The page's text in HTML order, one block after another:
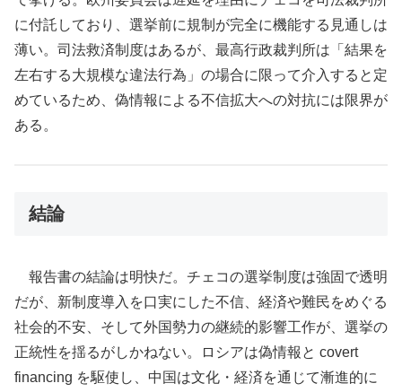
に付託しており、選挙前に規制が完全に機能する見通しは
薄い。司法救済制度はあるが、最高行政裁判所は「結果を
左右する大規模な違法行為」の場合に限って介入すると定
めているため、偽情報による不信拡大への対抗には限界が
ある。
結論
報告書の結論は明快だ。チェコの選挙制度は強固で透明
だが、新制度導入を口実にした不信、経済や難民をめぐる
社会的不安、そして外国勢力の継続的影響工作が、選挙の
正統性を揺るがしかねない。ロシアは偽情報と covert
financing を駆使し、中国は文化・経済を通じて漸進的に